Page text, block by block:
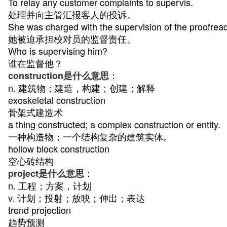
处理并向主管汇报客人的投诉。
She was charged with the supervision of the
她被迫承担校对员的监督责任。
Who is supervising him?
谁在监督他？
construction是什么意思 ：
n. 建筑物；建造，构建；创建；解释
exoskeletal construction
骨架式建造术
a thing constructed; a complex construction or entity.
一种构造物；一个结构复杂的建筑实体。
hollow block construction
空心砖结构
project是什么意思 ：
n. 工程；方案，计划
v. 计划；投射；放映；伸出；表达
trend projection
趋势预测